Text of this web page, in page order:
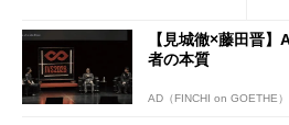
【見城徹×藤田晋
者の本質
AD（FINCHI on GOETHE）